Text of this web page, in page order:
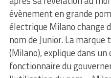
évènement en grande
électrique Milano change
nom de Junior. La
(Milano), explique dans un
fonctionnaire du